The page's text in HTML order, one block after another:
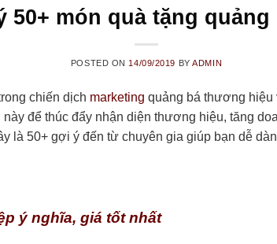
50+ món quà tặng
POSTED ON 14/09/2019 BYADMIN
chiến dịch marketing quảng bá thương hiệu
để thúc đẩy nhận diện thương hiệu, tăng
là 50+ gợi ý đến từ chuyên gia giúp bạn dễ
ý nghĩa, giá tốt nhất